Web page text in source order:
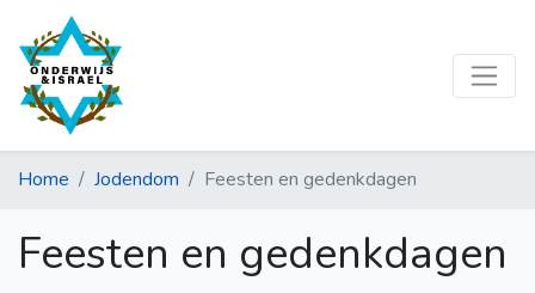
Home Jodendom Feesten en gedenkdagen
Feesten en gedenkdagen